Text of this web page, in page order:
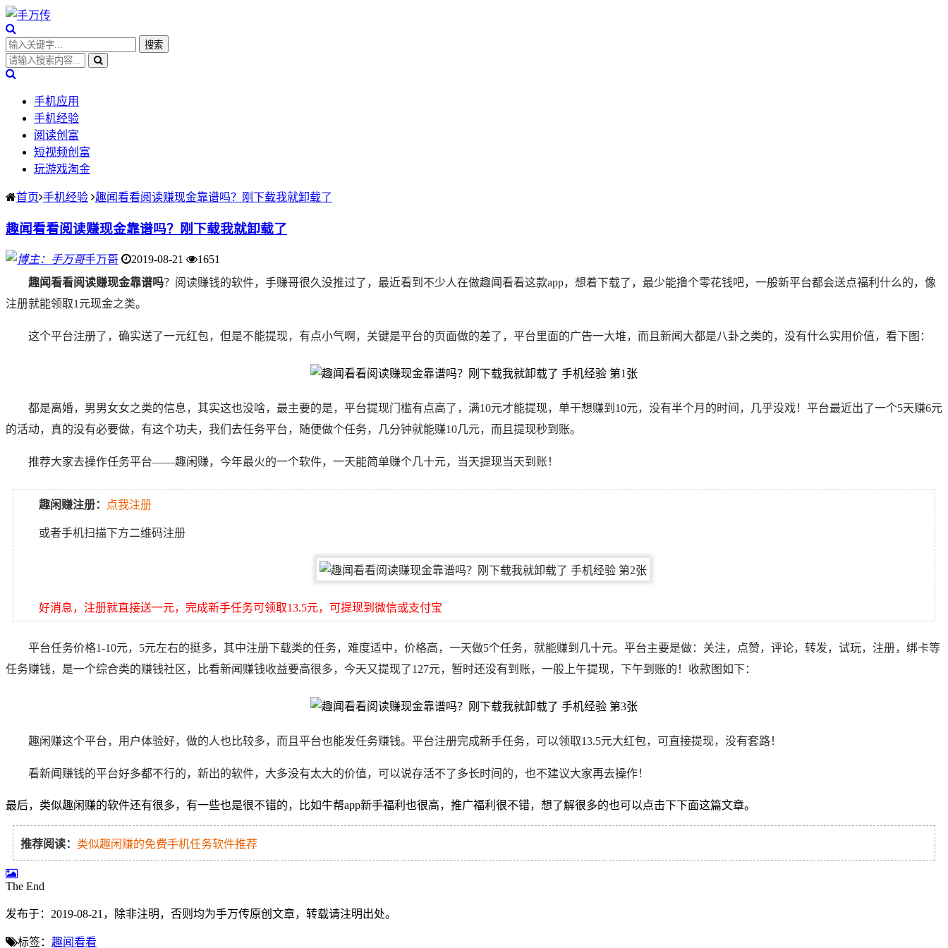
手机应用
手机经验
阅读创富
短视频创富
玩游戏淘金
首页 手机经验 趣闻看看阅读赚现金靠谱吗？刚下载我就卸载了
趣闻看看阅读赚现金靠谱吗？刚下载我就卸载了
手万哥 2019-08-21
1651
趣闻看看阅读赚现金靠谱吗？阅读赚钱的软件，手赚哥很久没推过了，最近看到不少人在做趣闻看看这款app，想着下载了，最少能撸个零花钱吧，一般新平台都会送点福利什么的，像
注册就能领取1元现金之类。
这个平台注册了，确实送了一元红包，但是不能提现，有点小气啊，关键是平台的页面做的差了，平台里面的广告一大堆，而且新闻大都是八卦之类的，没有什么实用价值，看下图：
都是离婚，男男女女之类的信息，其实这也没啥，最主要的是，平台提现门槛有点高了，满10元才能提现，单干想赚到10元，没有半个月的时间，几乎没戏！平台最近出了一个5天赚6元
的活动，真的没有必要做，有这个功夫，我们去任务平台，随便做个任务，几分钟就能赚10几元，而且提现秒到账。
推荐大家去操作任务平台——趣闲赚，今年最火的一个软件，一天能简单赚个几十元，当天提现当天到账！
趣闲赚注册： 点我注册
或者手机扫描下方二维码注册
好消息，注册就直接送一元，完成新手任务可领取13.5元，可提现到微信或支付宝
平台任务价格1-10元，5元左右的挺多，其中注册下载类的任务，难度适中，价格高，一天做5个任务，就能赚到几十元。平台主要是做：关注，点赞，评论，转发，试玩，注册，绑卡等
任务赚钱，是一个综合类的赚钱社区，比看新闻赚钱收益要高很多，今天又提现了127元，暂时还没有到账，一般上午提现，下午到账的！收款图如下：
趣闲赚这个平台，用户体验好，做的人也比较多，而且平台也能发任务赚钱。平台注册完成新手任务，可以领取13.5元大红包，可直接提现，没有套路！
看新闻赚钱的平台好多都不行的，新出的软件，大多没有太大的价值，可以说存活不了多长时间的，也不建议大家再去操作！
最后，类似趣闲赚的软件还有很多，有一些也是很不错的，比如牛帮app新手福利也很高，推广福利很不错，想了解很多的也可以点击下下面这篇文章。
推荐阅读： 类似趣闲赚的免费手机任务软件推荐
The End
发布于：2019-08-21，除非注明，否则均为手万传原创文章，转载请注明出处。
标签： 趣闻看看